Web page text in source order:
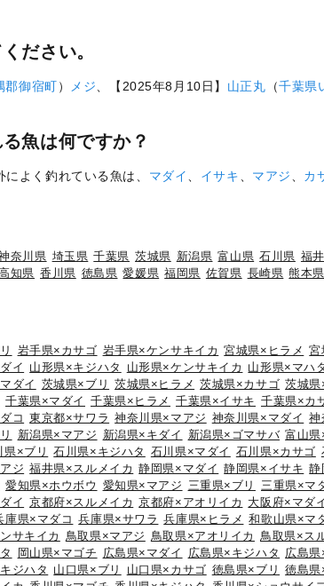
ださい。
郡御宿町） メジ、【2025年8月10日】 山正丸 （千葉県
魚は何ですか？
によく釣れている魚は、 マダイ、 イサキ、 マアジ、 カ
奈川県 埼玉県 千葉県 茨城県 新潟県 富山県 石川県 福
知県 香川県 徳島県 愛媛県 福岡県 佐賀県 長崎県 熊本県
岩手県×カサゴ 岩手県×ケンサキイカ 宮城県×ヒラメ 宮
イ 山形県×キジハタ 山形県×ケンサキイカ 山形県×マハ
ダイ 茨城県×ブリ 茨城県×ヒラメ 茨城県×カサゴ 茨城県
千葉県×マダイ 千葉県×ヒラメ 千葉県×イサキ 千葉県×カ
コ 東京都×サワラ 神奈川県×マアジ 神奈川県×マダイ 神
新潟県×マアジ 新潟県×キダイ 新潟県×ゴマサバ 富山県
県×ブリ 石川県×キジハタ 石川県×マダイ 石川県×カサゴ
ジ 福井県×スルメイカ 静岡県×マダイ 静岡県×イサキ 静
愛知県×ホウボウ 愛知県×マアジ 三重県×ブリ 三重県×マ
イ 京都府×スルメイカ 京都府×アオリイカ 大阪府×マダ
庫県×マダコ 兵庫県×サワラ 兵庫県×ヒラメ 和歌山県×マ
サキイカ 鳥取県×マアジ 鳥取県×アオリイカ 鳥取県×ス
岡山県×マゴチ 広島県×マダイ 広島県×キジハタ 広島県
ジハタ 山口県×ブリ 山口県×カサゴ 徳島県×ブリ 徳島県